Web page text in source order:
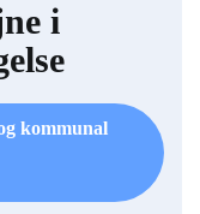
i
kommunal